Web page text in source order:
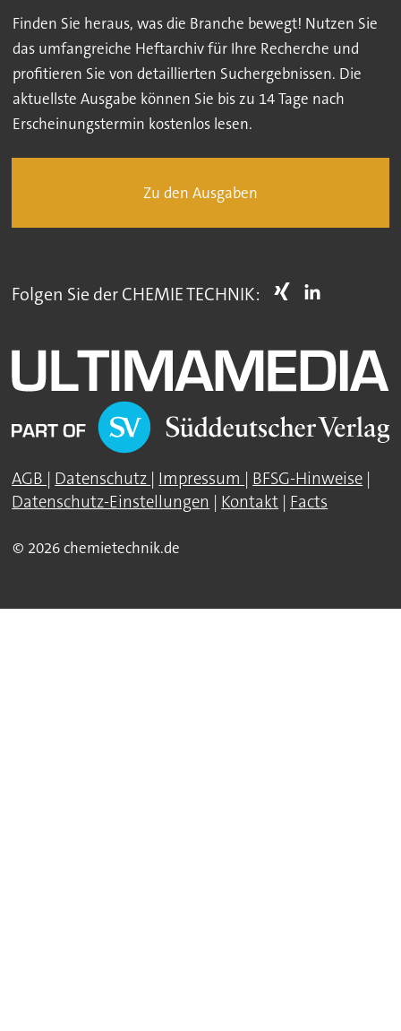
Finden Sie heraus, was die Branche bewegt! Nutzen Sie
das umfangreiche Heftarchiv für Ihre Recherche und
profitieren Sie von detaillierten Suchergebnissen. Die
aktuellste Ausgabe können Sie bis zu 14 Tage nach
Erscheinungstermin kostenlos lesen.
Zu den Ausgaben
Folgen Sie der CHEMIE TECHNIK:
AGB | Datenschutz | Impressum | BFSG-Hinweise |
Datenschutz-Einstellungen | Kontakt | Facts
© 2026 chemietechnik.de